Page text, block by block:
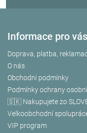
Informace pro vás
Doprava, platba,
O nás
Obchodní podmínky
Podmínky ochrany
🇸🇰 Nakupujete zo
Velkoobchodní
VIP program